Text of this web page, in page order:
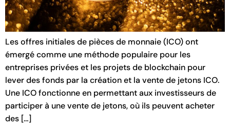
Les offres initiales de pièces de monnaie (ICO) ont
émergé comme une méthode populaire pour les
entreprises privées et les projets de blockchain pour
lever des fonds par la création et la vente de jetons ICO.
Une ICO fonctionne en permettant aux investisseurs de
participer à une vente de jetons, où ils peuvent acheter
des […]